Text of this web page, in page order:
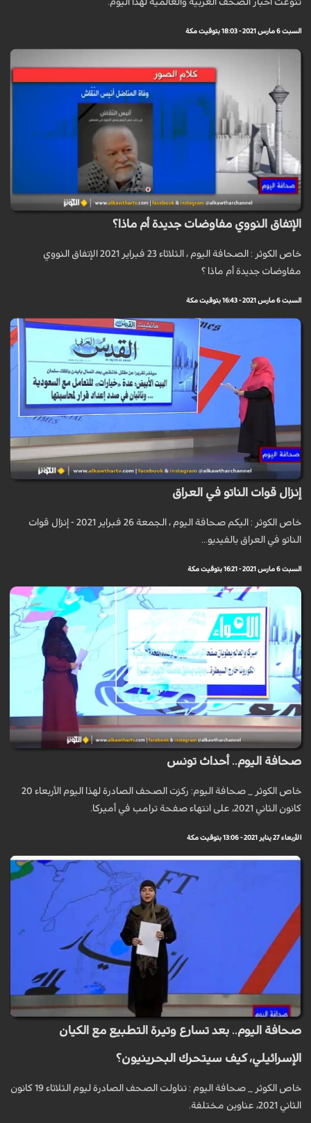
تنوعت أخبار الصحف العربية والعالمية لهذا اليوم.
السبت 6 مارس 2021 - 18:03 بتوقيت مكة
الإتفاق النووي مفاوضات جديدة أم ماذا؟
خاص الكوثر : الصحافة اليوم ، الثلاثاء 23 فبراير 2021 الإتفاق النووي
مفاوضات جديدة أم ماذا ؟
السبت 6 مارس 2021 - 16:43 بتوقيت مكة
إنزال قوات الناتو في العراق
خاص الكوثر : اليكم صحافة اليوم ، الجمعة 26 فبراير 2021 - إنزال قوات
الناتو في العراق بالفيديو...
السبت 6 مارس 2021 - 16:21 بتوقيت مكة
صحافة اليوم.. أحداث تونس
خاص الكوثر _ صحافة اليوم: ركزت الصحف الصادرة لهذا اليوم الأربعاء 20
كانون الثاني 2021، على انتهاء صفحة ترامب في أميركا.
الأربعاء 27 يناير 2021 - 13:06 بتوقيت مكة
صحافة اليوم.. بعد تسارع وتيرة التطبيع مع الكيان
الإسرائيلي، كيف سيتحرك البحرينيون؟
خاص الكوثر _ صحافة اليوم : تناولت الصحف الصادرة ليوم الثلاثاء 19 كانون
الثاني 2021، عناوين مختلفة.